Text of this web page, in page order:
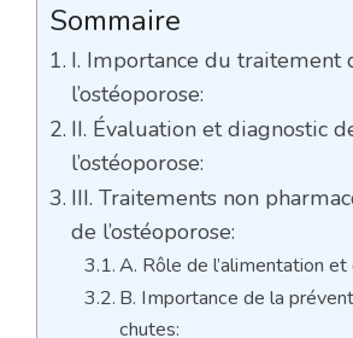
Sommaire
I. Importance du traitement
l’ostéoporose:
II. Évaluation et diagnostic
l’ostéoporose:
III. Traitements non
de l’ostéoporose:
A. Rôle de l’alimentation et
B. Importance de la
chutes: